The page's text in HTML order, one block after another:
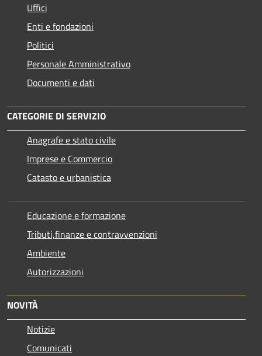
Uffici
Enti e fondazioni
Politici
Personale Amministrativo
Documenti e dati
CATEGORIE DI SERVIZIO
Anagrafe e stato civile
Imprese e Commercio
Catasto e urbanistica
Educazione e formazione
Tributi,finanze e contravvenzioni
Ambiente
Autorizzazioni
NOVITÀ
Notizie
Comunicati